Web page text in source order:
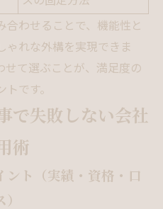
わせることで、機能性と
ゃれな外構を実現できま
せて選ぶことが、満足度の
です。
で失敗しない会社
術
ント（実績・資格・口